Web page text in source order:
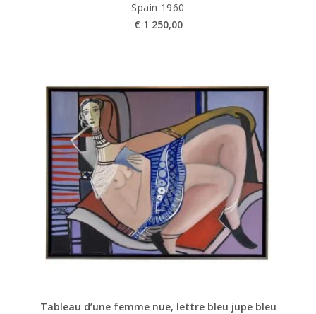
Spain 1960
€ 1 250,00
Tableau d’une femme nue, lettre bleu jupe bleu